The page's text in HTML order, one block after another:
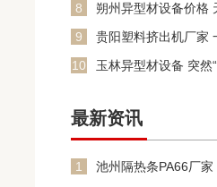
8
朔州异型材设备价格
9
贵阳塑料挤出机厂家
10
玉林异型材设备 突然
最新资讯
1
池州隔热条PA66厂